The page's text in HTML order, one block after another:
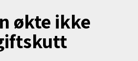
økte ikke